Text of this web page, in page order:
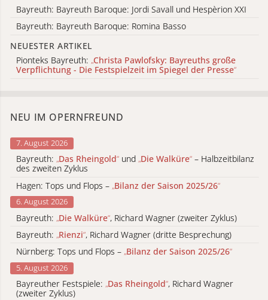
Bayreuth: Bayreuth Baroque: Jordi Savall und Hespèrion XXI
Bayreuth: Bayreuth Baroque: Romina Basso
NEUESTER ARTIKEL
Pionteks Bayreuth: „Christa Pawlofsky: Bayreuths große
Verpflichtung - Die Festspielzeit im Spiegel der Presse“
NEU IM OPERNFREUND
7. August 2026
Bayreuth: „Das Rheingold“ und „Die Walküre“ – Halbzeitbilanz
des zweiten Zyklus
Hagen: Tops und Flops – „Bilanz der Saison 2025/26“
6. August 2026
Bayreuth: „Die Walküre“, Richard Wagner (zweiter Zyklus)
Bayreuth: „Rienzi“, Richard Wagner (dritte Besprechung)
Nürnberg: Tops und Flops – „Bilanz der Saison 2025/26“
5. August 2026
Bayreuther Festspiele: „Das Rheingold“, Richard Wagner
(zweiter Zyklus)